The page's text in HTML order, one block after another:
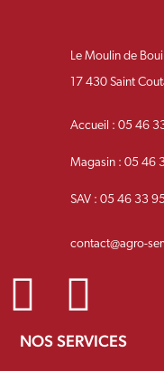
Le Moulin de
17 430 Saint
Accueil : 05 46
Magasin : 05 46
SAV : 05 46 33
contact@agro-
NOS SERVICES